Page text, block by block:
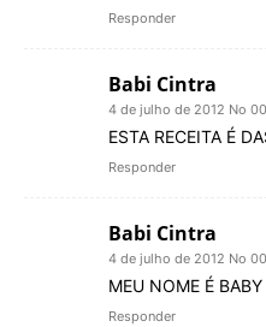
Responder
Babi Cintra
4 de julho de 2012 No
ESTA RECEITA É
Responder
Babi Cintra
4 de julho de 2012 No
MEU NOME É
Responder